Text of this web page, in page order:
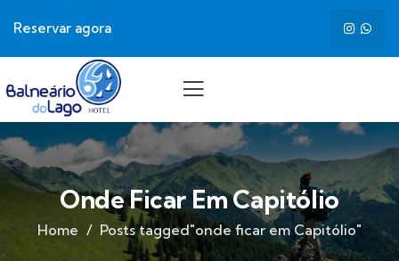
Reservar agora
Onde Ficar Em Capitólio
Home Posts tagged"onde ficar em Capitólio"